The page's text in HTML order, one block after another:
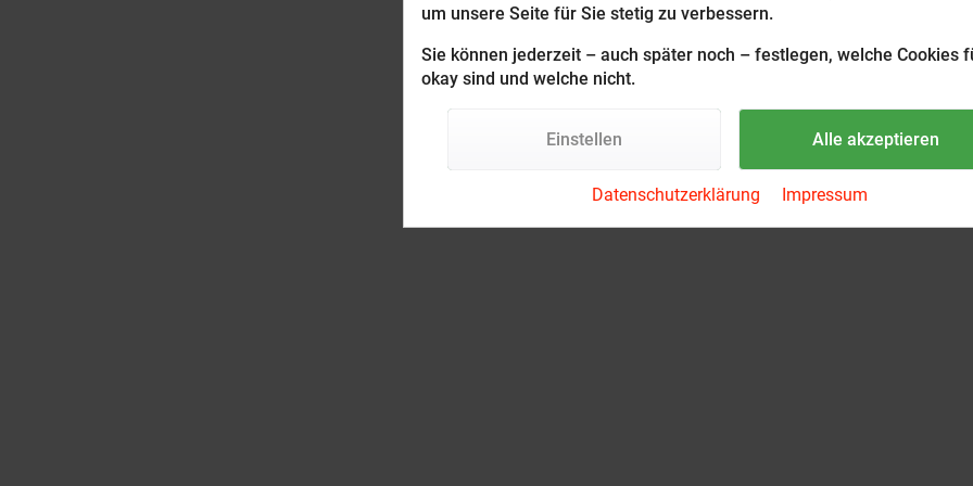
um unsere Seite für Sie stetig zu verbessern.
Sie können jederzeit – auch später noch – festlegen, welche Cookies
okay sind und welche nicht.
Einstellen Alle akzeptieren
Datenschutzerklärung Impressum